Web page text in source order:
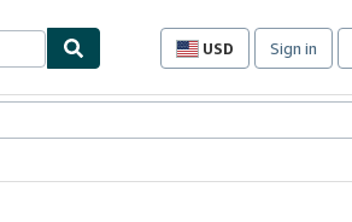
USD
Site
preferences
Sign in